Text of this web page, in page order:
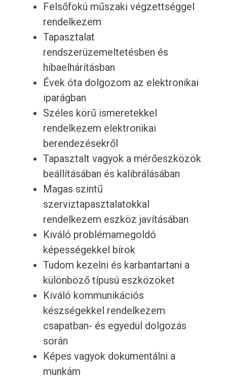
Felsőfokú műszaki végzettséggel
rendelkezem
Tapasztalat
rendszerüzemeltetésben és
hibaelhárításban
Évek óta dolgozom az elektronikai
iparágban
Széles körű ismeretekkel
rendelkezem elektronikai
berendezésekről
Tapasztalt vagyok a mérőeszközök
beállításában és kalibrálásában
Magas szintű
szerviztapasztalatokkal
rendelkezem eszköz javításában
Kiváló problémamegoldó
képességekkel bírok
Tudom kezelni és karbantartani a
különböző típusú eszközöket
Kiváló kommunikációs
készségekkel rendelkezem
csapatban- és egyedül dolgozás
során
Képes vagyok dokumentálni a
munkám